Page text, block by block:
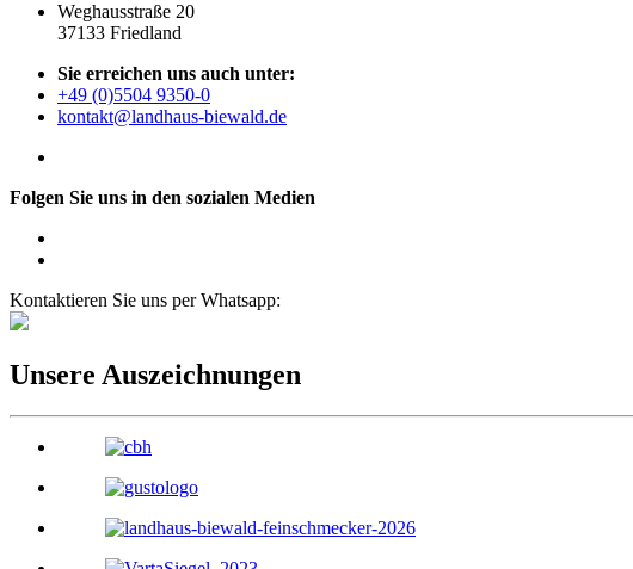
Weghausstraße 20
37133 Friedland
Sie erreichen uns auch unter:
+49 (0)5504 9350-0
kontakt@landhaus-biewald.de
Folgen Sie uns in den sozialen Medien
Kontaktieren Sie uns per Whatsapp:
Unsere Auszeichnungen